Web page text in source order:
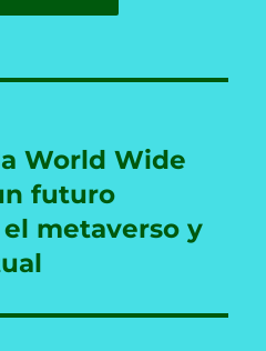
World Wide
futuro
metaverso y